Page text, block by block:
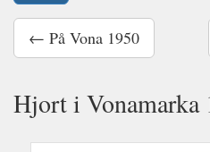
← På Vona 1950
Hjort i Vonamarka